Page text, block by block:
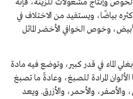
وإنتاج مشغولات للزينة، فإنه
بياضًا، ويستفيد من الاختلاف في
وخوص الخوافي الأخضر المائل
الماء في قدر كبير، وتوضع فيه مادة
المرادة للصبغ، وعادةً ما تصبغ
والأصفر، والأحمر، والأزرق. ويعد